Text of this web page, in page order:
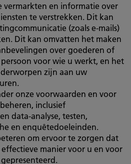
vermarkten en informatie over
te verstrekken. Dit kan
(zoals e-mails)
Dit kan omvatten het maken
over goederen of
voor wie u werkt, en het
zijn aan uw
onze voorwaarden en voor
inclusief
data-analyse, testen,
en enquêtedoeleinden.
om ervoor te zorgen dat
manier voor u en voor